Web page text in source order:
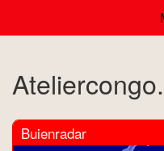
Buienradar